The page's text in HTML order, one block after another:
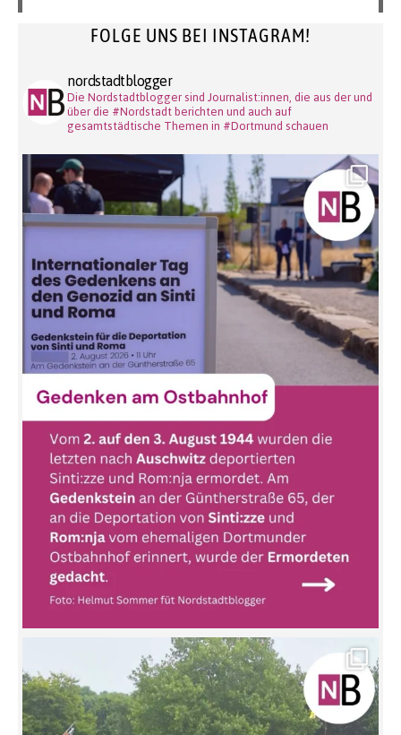
FOLGE UNS BEI INSTAGRAM!
nordstadtblogger
Die Nordstadtblogger sind Journalist:innen, die aus der und
über die #Nordstadt berichten und auch auf
gesamtstädtische Themen in #Dortmund schauen